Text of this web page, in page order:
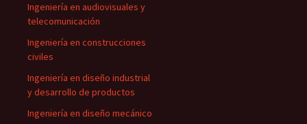
Ingeniería en audiovisuales y
telecomunicación
Ingeniería en construcciones
civiles
Ingeniería en diseño industrial
y desarrollo de productos
Ingeniería en diseño mecánico